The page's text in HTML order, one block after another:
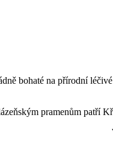
bohaté na přírodní
pramenům patří